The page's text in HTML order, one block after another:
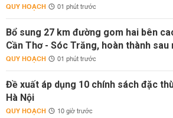
QUY HOẠCH 01 phút trước
Bổ sung 27 km đường gom hai bên
Cần Thơ - Sóc Trăng, hoàn thành sau
QUY HOẠCH 01 phút trước
Đề xuất áp dụng 10 chính sách đặc
Hà Nội
QUY HOẠCH 10 giờ trước